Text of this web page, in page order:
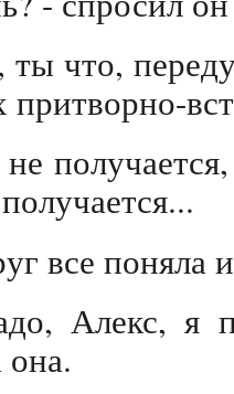
ты что,
притворно-
все поняла
Алекс, я